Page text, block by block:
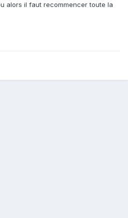
alors il faut recommencer toute la